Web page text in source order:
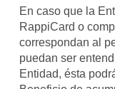
En caso que la
RappiCard o
correspondan al
puedan ser
Entidad, ésta